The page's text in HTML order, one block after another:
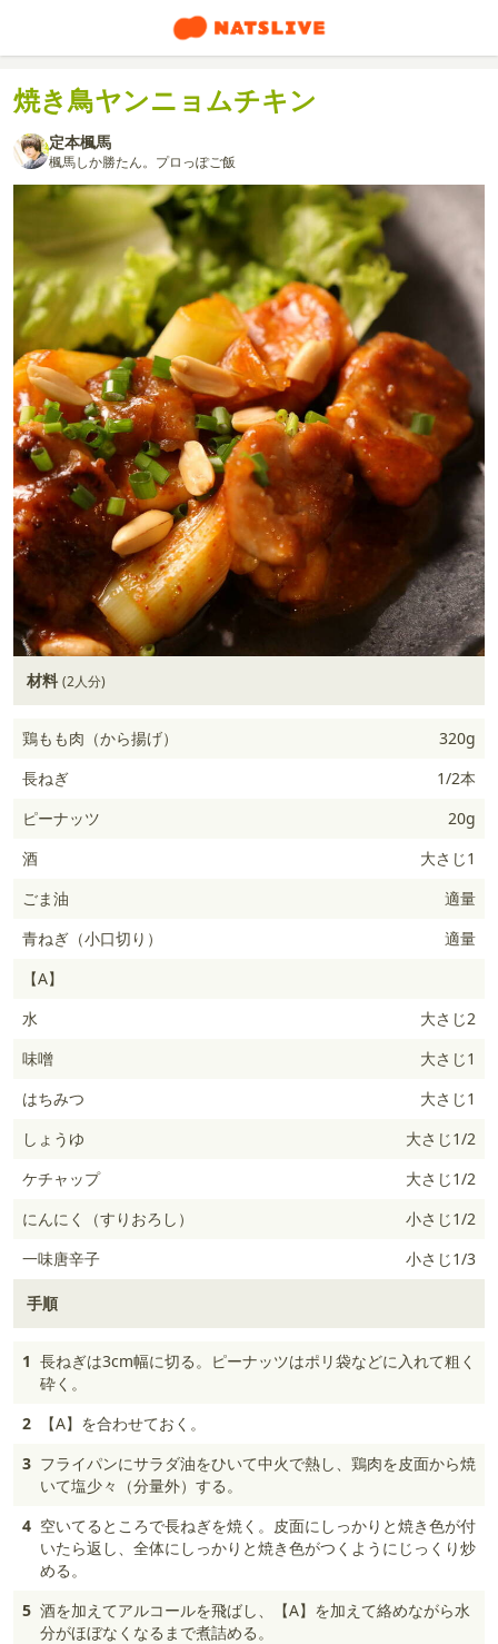
焼き鳥ヤンニョムチキン
定本楓馬
楓馬しか勝たん。プロっぽご飯
材料 (2人分)
鶏もも肉（から揚げ）
320g
長ねぎ
1/2本
ピーナッツ
20g
酒
大さじ1
ごま油
適量
青ねぎ（小口切り）
適量
【A】
水
大さじ2
味噌
大さじ1
はちみつ
大さじ1
しょうゆ
大さじ1/2
ケチャップ
大さじ1/2
にんにく（すりおろし）
小さじ1/2
一味唐辛子
小さじ1/3
手順
1 長ねぎは3cm幅に切る。ピーナッツはポリ袋などに入れて粗く
砕く。
2
【A】を合わせておく。
3 フライパンにサラダ油をひいて中火で熱し、鶏肉を皮面から焼
いて塩少々（分量外）する。
4 空いてるところで長ねぎを焼く。皮面にしっかりと焼き色が付
いたら返し、全体にしっかりと焼き色がつくようにじっくり炒
める。
5 酒を加えてアルコールを飛ばし、【A】を加えて絡めながら水
分がほぼなくなるまで煮詰める。